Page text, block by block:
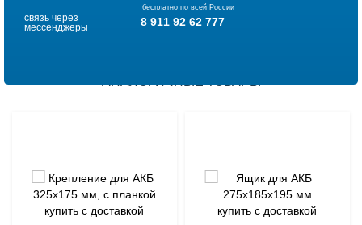
бесплатно по всей России
связь через
мессенджеры
8 911 92 62 777
АНАЛОГИЧНЫЕ ТОВАРЫ